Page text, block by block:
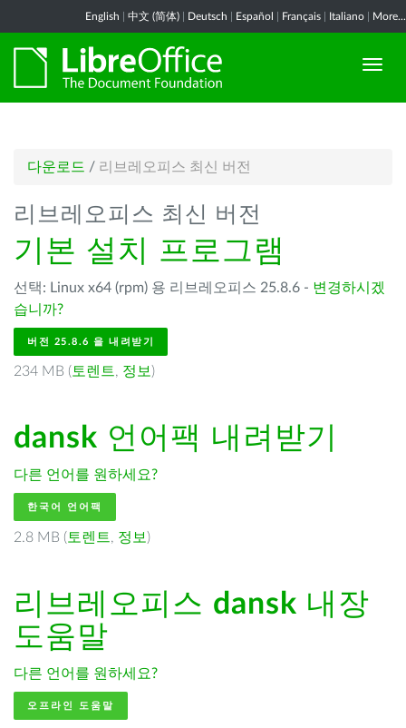
English 中文 (简体) Deutsch Español Français Italiano More...
다운로드 / 리브레오피스 최신 버전
리브레오피스 최신 버전
기본 설치 프로그램
선택: Linux x64 (rpm) 용 리브레오피스 25.8.6 - 변경하시겠
습니까?
버전 25.8.6 을 내려받기
234 MB ( 토렌트, 정보 )
dansk 언어팩 내려받기
다른 언어를 원하세요?
한국어 언어팩
2.8 MB ( 토렌트, 정보 )
리브레오피스 dansk 내장
도움말
다른 언어를 원하세요?
오프라인 도움말